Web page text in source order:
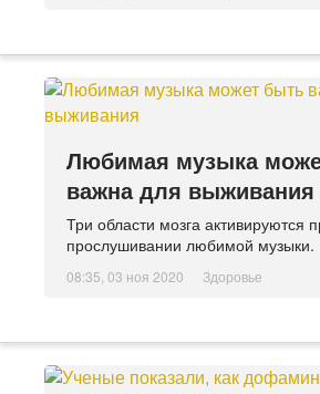
Любимая музыка
важна для выживания
Три области мозга активируются
прослушивании любимой музыки.
08:35, 03 ноя 2020 Здоровье